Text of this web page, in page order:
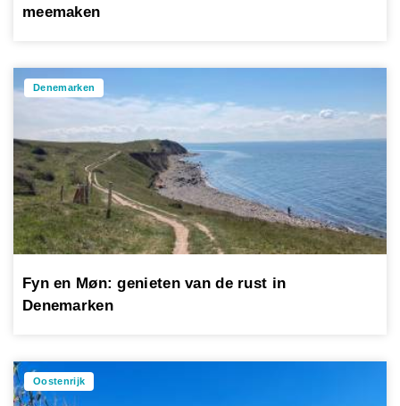
meemaken
Denemarken
Fyn en Møn: genieten van de rust in
Denemarken
Oostenrijk